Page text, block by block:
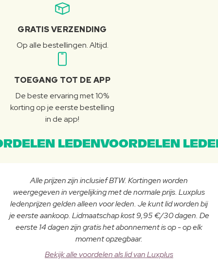
GRATIS VERZENDING
Op alle bestellingen. Altijd.
TOEGANG TOT DE APP
De beste ervaring met 10%
korting op je eerste bestelling
in de app!
LEDENVOORDELEN
Alle prijzen zijn inclusief BTW. Kortingen worden
weergegeven in vergelijking met de normale prijs. Luxplus
ledenprijzen gelden alleen voor leden. Je kunt lid worden bij
je eerste aankoop. Lidmaatschap kost 9,95 €/30 dagen. De
eerste 14 dagen zijn gratis het abonnement is op - op elk
moment opzegbaar.
Bekijk alle voordelen als lid van Luxplus